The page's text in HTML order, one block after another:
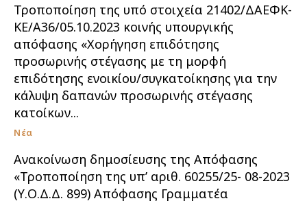
Τροποποίηση της υπό στοιχεία 21402/ΔΑΕΦΚ-
ΚΕ/Α36/05.10.2023 κοινής υπουργικής
απόφασης «Χορήγηση επιδότησης
προσωρινής στέγασης με τη μορφή
επιδότησης ενοικίου/συγκατοίκησης για την
κάλυψη δαπανών προσωρινής στέγασης
κατοίκων...
Νέα
Ανακοίνωση δημοσίευσης της Απόφασης
«Τροποποίηση της υπ’ αριθ. 60255/25- 08-2023
(Υ.Ο.Δ.Δ. 899) Απόφασης Γραμματέα